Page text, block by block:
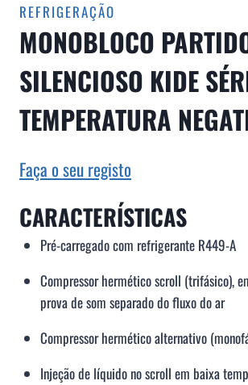
REFRIGERAÇÃO
MONOBLOCO
SILENCIOSO KIDE
TEMPERATURA
Faça o seu registo
CARACTERÍSTICAS
Pré-carregado com refrigerante R449-A
Compressor hermético scroll (trifásico),
prova de som separado do fluxo do ar
Compressor hermético alternativo
Injeção de líquido no scroll em baixa